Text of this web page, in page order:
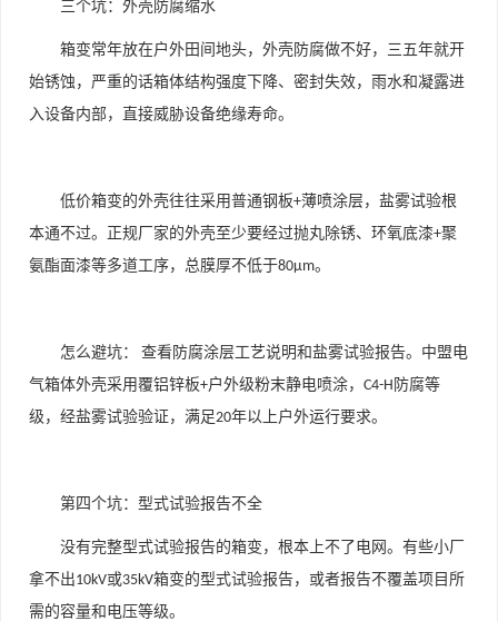
三个坑：外壳防腐缩水
箱变常年放在户外田间地头，外壳防腐做不好，三五年就开
始锈蚀，严重的话箱体结构强度下降、密封失效，雨水和凝露进
入设备内部，直接威胁设备绝缘寿命。
低价箱变的外壳往往采用普通钢板+薄喷涂层，盐雾试验根
本通不过。正规厂家的外壳至少要经过抛丸除锈、环氧底漆+聚
氨酯面漆等多道工序，总膜厚不低于80μm。
怎么避坑：
查看防腐涂层工艺说明和盐雾试验报告。中盟电
气箱体外壳采用覆铝锌板+户外级粉末静电喷涂， C4-H 防腐等
级，经盐雾试验验证，满足20年以上户外运行要求。
第四个坑：型式试验报告不全
没有完整型式试验报告的箱变，根本上不了电网。有些小厂
拿不出10kV或35kV箱变的型式试验报告，或者报告不覆盖项目所
需的容量和电压等级。